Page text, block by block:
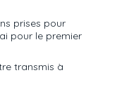
prises pour
pour le premier
transmis à